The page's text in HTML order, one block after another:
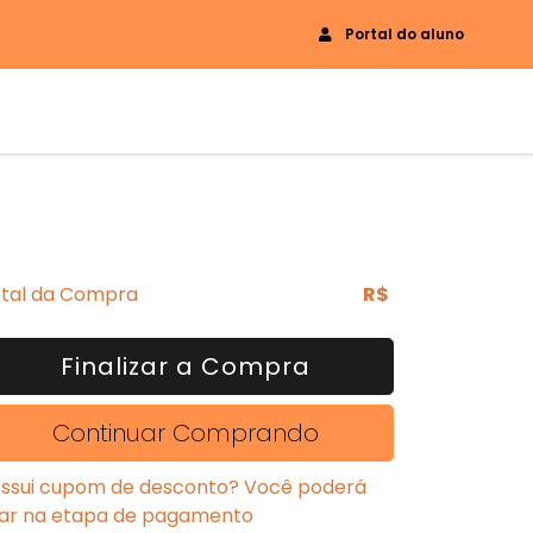
Portal do aluno
da Compra R$
Finalizar a Compra
Continuar Comprando
cupom de desconto? Você poderá
na etapa de pagamento